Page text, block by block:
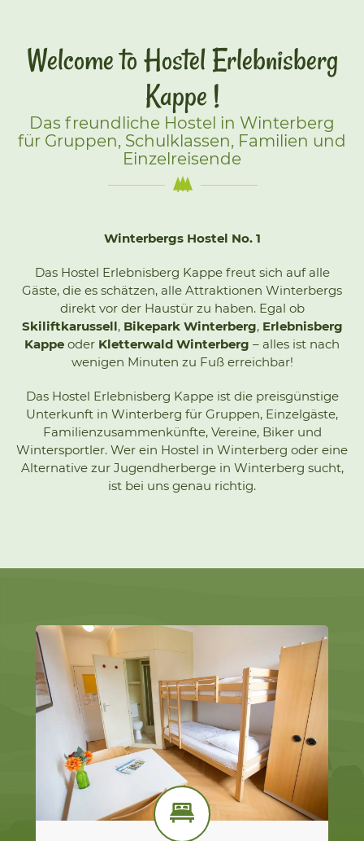
Welcome to Hostel Erlebnisberg
Kappe !
Das freundliche Hostel in Winterberg
für Gruppen, Schulklassen, Familien und
Einzelreisende
Winterbergs Hostel No. 1
Das Hostel Erlebnisberg Kappe freut sich auf alle
Gäste, die es schätzen, alle Attraktionen Winterbergs
direkt vor der Haustür zu haben. Egal ob
Skiliftkarussell, Bikepark Winterberg, Erlebnisberg
Kappe oder Kletterwald Winterberg – alles ist nach
wenigen Minuten zu Fuß erreichbar!
Das Hostel Erlebnisberg Kappe ist die preisgünstige
Unterkunft in Winterberg für Gruppen, Einzelgäste,
Familienzusammenkünfte, Vereine, Biker und
Wintersportler. Wer ein Hostel in Winterberg oder eine
Alternative zur Jugendherberge in Winterberg sucht,
ist bei uns genau richtig.